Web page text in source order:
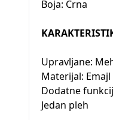
Boja: Crna
Upravljane:
Materijal: Emajl
Dodatne
Jedan pleh